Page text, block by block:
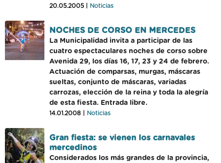
20.05.2005 | Noticias
NOCHES DE CORSO EN MERCEDES
La Municipalidad invita a participar de las
cuatro espectaculares noches de corso sobre
Avenida 29, los días 16, 17, 23 y 24 de febrero.
Actuación de comparsas, murgas, máscaras
sueltas, conjunto de máscaras, variadas
carrozas, elección de la reina y toda la alegría
de esta fiesta. Entrada libre.
14.01.2008 | Noticias
Gran fiesta: se vienen los carnavales
mercedinos
Considerados los más grandes de la provincia,